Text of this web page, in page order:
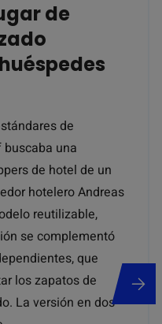
de
de
una
de hotel de un
hotelero Andreas
reutilizable,
se complementó
que
los zapatos de
La versión en dos